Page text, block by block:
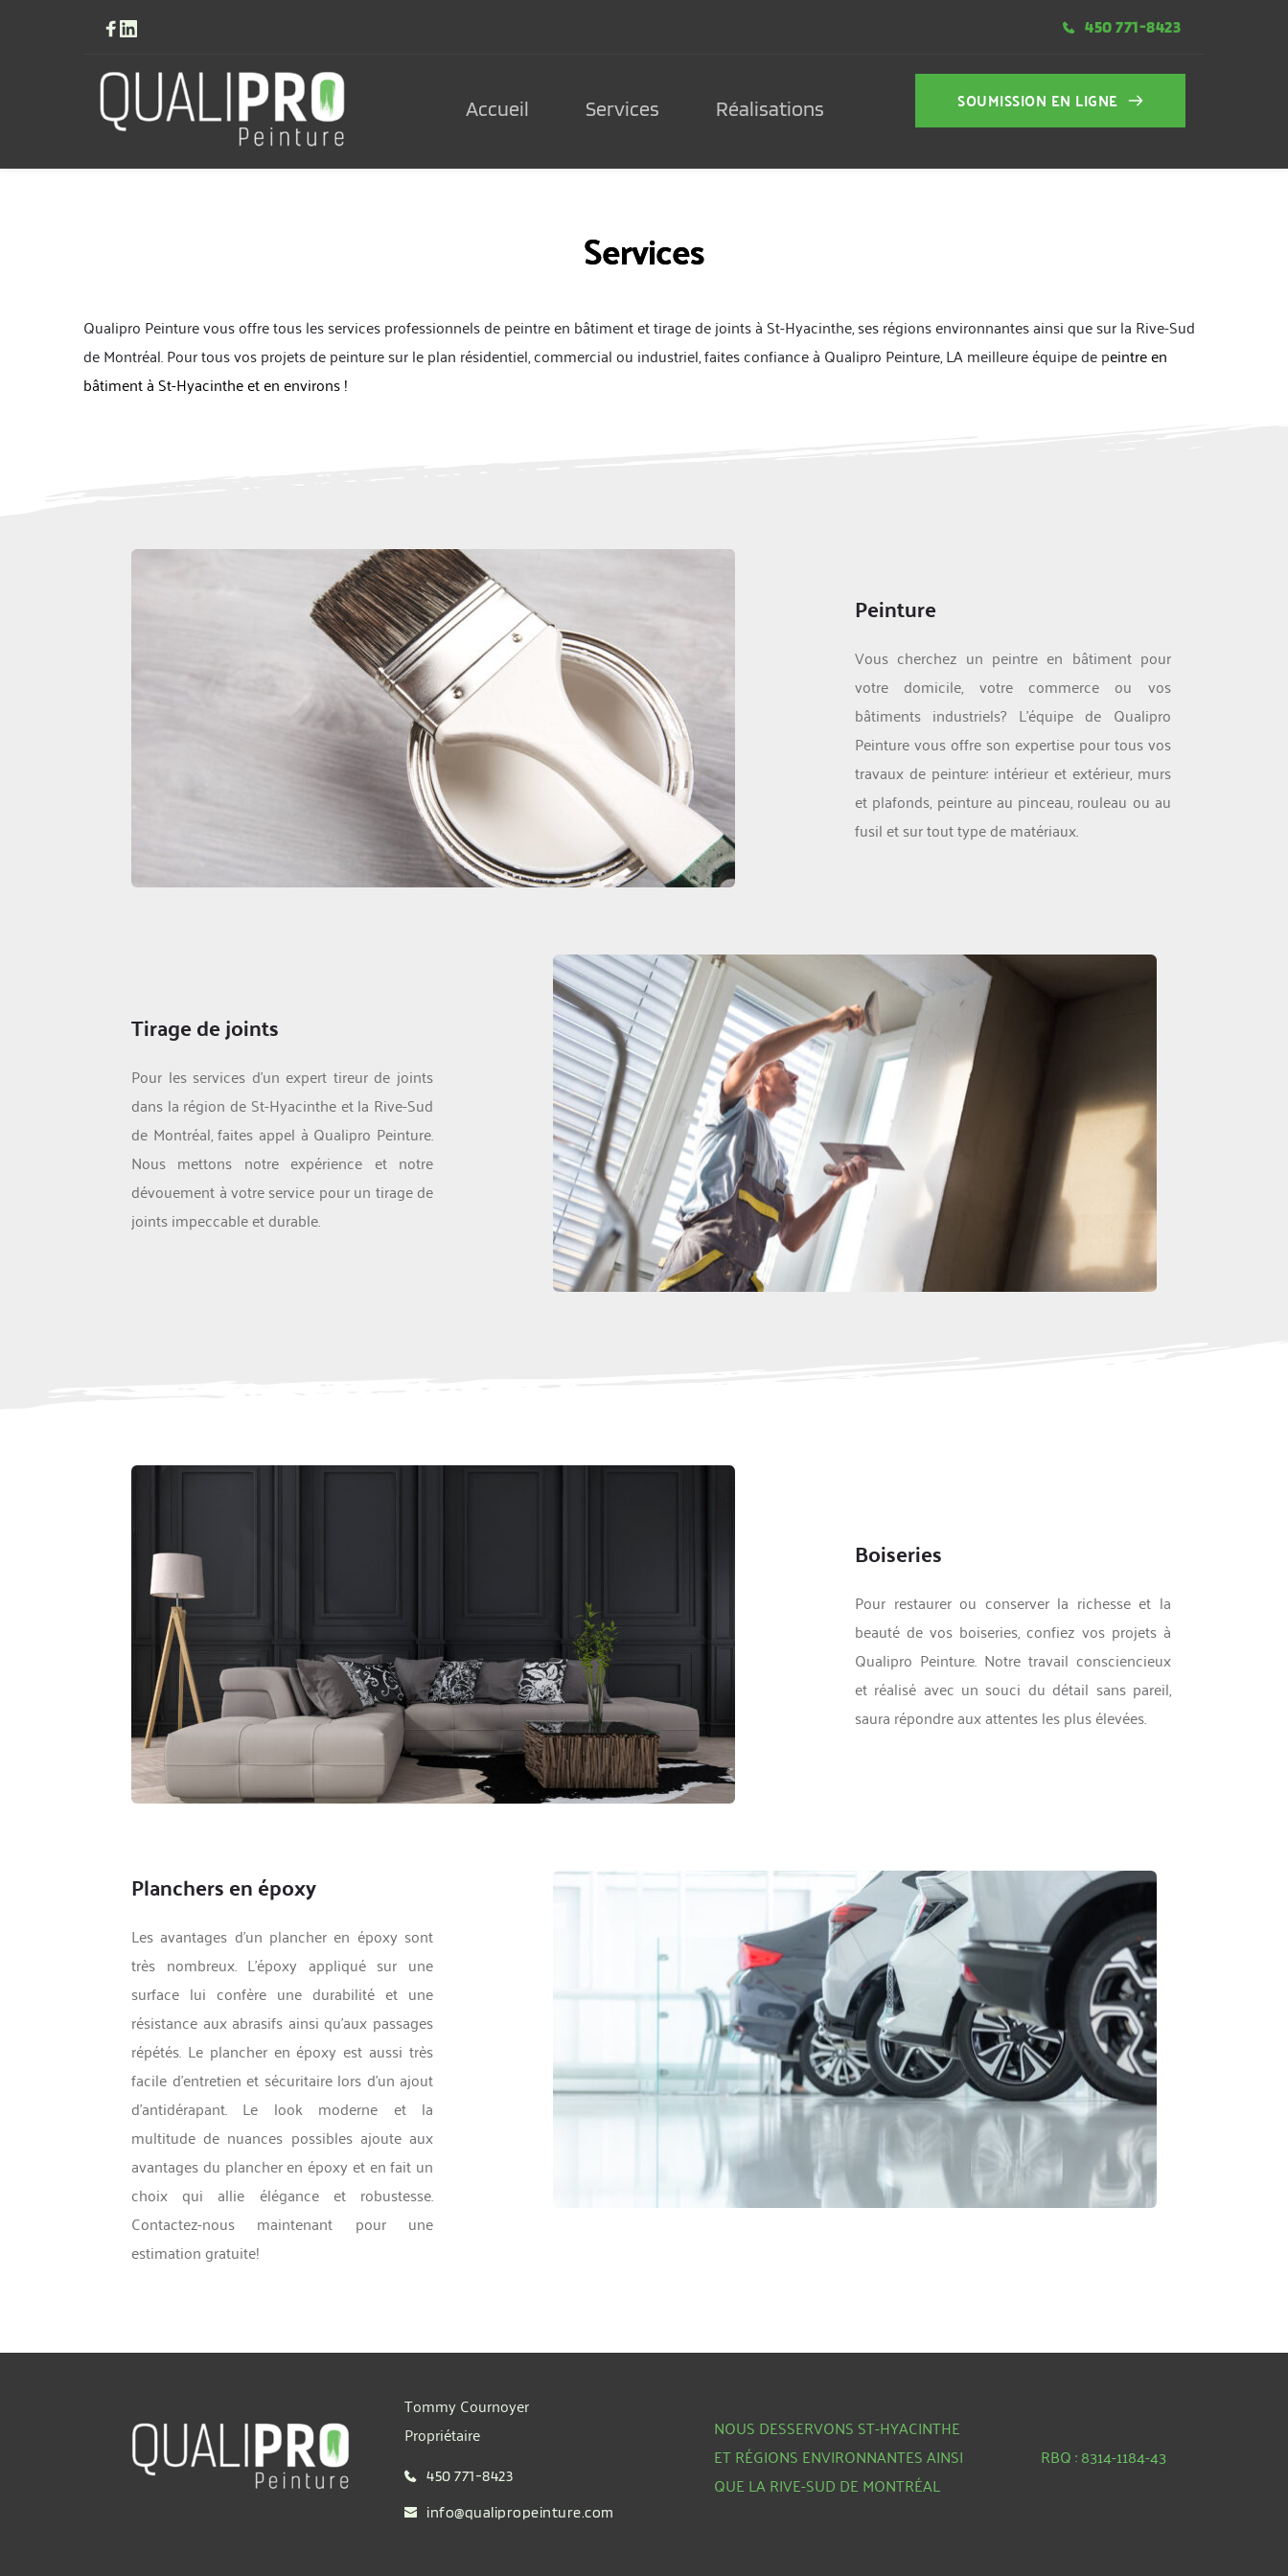
450 771-8423
Accueil Services Réalisations SOUMISSION EN LIGNE
Services
Qualipro Peinture vous offre tous les services professionnels de peintre en bâtiment et tirage de joints à St-Hyacinthe, ses régions environnantes ainsi que sur la Rive-Sud
de Montréal. Pour tous vos projets de peinture sur le plan résidentiel, commercial ou industriel, faites confiance à Qualipro Peinture, LA meilleure équipe de peintre en
bâtiment à St-Hyacinthe et en environs !
Peinture
Vous cherchez un peintre en bâtiment pour
votre domicile, votre commerce ou vos
bâtiments industriels? L'équipe de Qualipro
Peinture vous offre son expertise pour tous vos
travaux de peinture: intérieur et extérieur, murs
et plafonds, peinture au pinceau, rouleau ou au
fusil et sur tout type de matériaux.
Tirage de joints
Pour les services d'un expert tireur de joints
dans la région de St-Hyacinthe et la Rive-Sud
de Montréal, faites appel à Qualipro Peinture.
Nous mettons notre expérience et notre
dévouement à votre service pour un tirage de
joints impeccable et durable.
Boiseries
Pour restaurer ou conserver la richesse et la
beauté de vos boiseries, confiez vos projets à
Qualipro Peinture. Notre travail consciencieux
et réalisé avec un souci du détail sans pareil,
saura répondre aux attentes les plus élevées.
Planchers en époxy
Les avantages d'un plancher en époxy sont
très nombreux. L'époxy appliqué sur une
surface lui confère une durabilité et une
résistance aux abrasifs ainsi qu'aux passages
répétés. Le plancher en époxy est aussi très
facile d'entretien et sécuritaire lors d'un ajout
d'antidérapant. Le look moderne et la
multitude de nuances possibles ajoute aux
avantages du plancher en époxy et en fait un
choix qui allie élégance et robustesse.
Contactez-nous maintenant pour une
estimation gratuite!
Tommy Cournoyer
Propriétaire
450 771-8423
info@qualipropeinture.com
NOUS DESSERVONS ST-HYACINTHE
ET RÉGIONS ENVIRONNANTES AINSI
QUE LA RIVE-SUD DE MONTRÉAL
RBQ : 8314-1184-43